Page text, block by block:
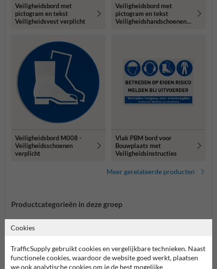
Veiligheidsbord met
pictogram en tekst
Veiligheidsvest verplicht
Veiligheidsbord met
pictogram en tekst
Veiligheidshandschoenen
Veiligheidsbord M008 -
Veiligheidsschoenen
verplicht
Vlak PBM bord voor
Bouwplaats met
Veiligheidsinstructies
Meer gerelateerde producten
Productcategorieën in deze groep
Cookies
TrafficSupply gebruikt cookies en vergelijkbare technieken. Naast
functionele cookies, waardoor de website goed werkt, plaatsen
we ook analytische cookies om je de best mogelijke